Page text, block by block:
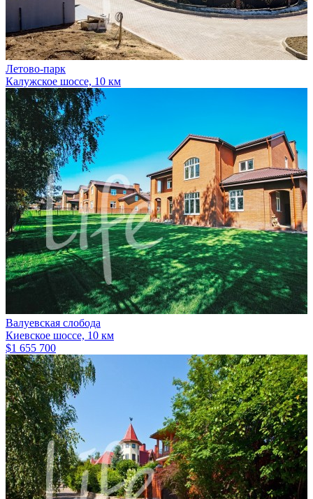
Летово-парк
Калужское шоссе, 10 км
Валуевская слобода
Киевское шоссе, 10 км
$1 655 700